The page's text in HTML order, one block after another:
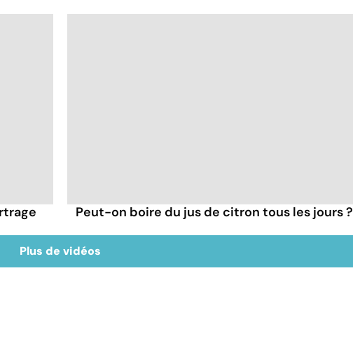
Peut-on boire du jus de citron tous les jours ?
Plus de vidéos